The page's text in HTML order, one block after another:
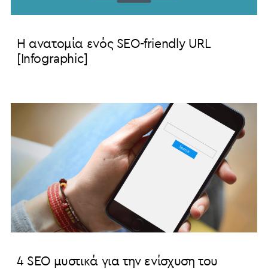
Η ανατομία ενός SEO-friendly URL
[Infographic]
4 SEO μυστικά για την ενίσχυση του